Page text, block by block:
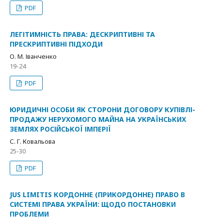
PDF
ЛЕГІТИМНІСТЬ ПРАВА: ДЕСКРИПТИВНІ ТА
ПРЕСКРИПТИВНІ ПІДХОДИ
О. М. Іванченко
19-24
PDF
ЮРИДИЧНІ ОСОБИ ЯК СТОРОНИ ДОГОВОРУ КУПІВЛІ-
ПРОДАЖУ НЕРУХОМОГО МАЙНА НА УКРАЇНСЬКИХ
ЗЕМЛЯХ РОСІЙСЬКОЇ ІМПЕРІЇ
С. Г. Ковальова
25-30
PDF
JUS LIMITIS КОРДОННЕ (ПРИКОРДОННЕ) ПРАВО В
СИСТЕМІ ПРАВА УКРАЇНИ: ЩОДО ПОСТАНОВКИ
ПРОБЛЕМИ